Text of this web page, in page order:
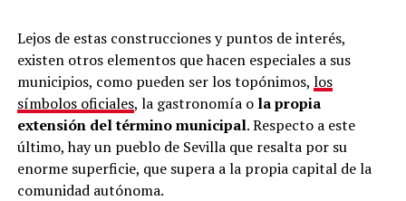
Lejos de estas construcciones y puntos de interés,
existen otros elementos que hacen especiales a sus
municipios, como pueden ser los topónimos, los
símbolos oficiales, la gastronomía ola propia
extensión del término municipal. Respecto a este
último, hay un pueblo de Sevilla que resalta por su
enorme superficie, que supera a la propia capital de la
comunidad autónoma.